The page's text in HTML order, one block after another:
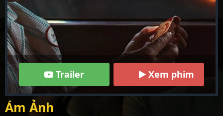
Trailer Xem phim
Ám Ảnh